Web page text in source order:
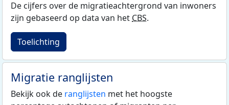
De cijfers over de migratieachtergrond van inwoners
zijn gebaseerd op data van hetCBS.
Toelichting
Migratie ranglijsten
Bekijk ook de ranglijsten met het hoogste